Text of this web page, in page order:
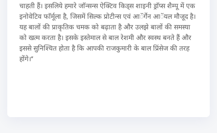
चाहती हैं। इसलिये हमारे जाॅन्सन्स ऐक्टिव किड्स शाइनी ड्राॅप्स शैम्पू में एक
इनोवेटिव फाॅर्मूला है, जिसमें सिल्क प्रोटीन्स एवं आॅर्गेन आॅयल मौजूद है।
यह बालों की प्राकृतिक चमक को बढ़ाता है और उलझे बालों की समस्या
को खत्म करता है। इसके इस्तेमाल से बाल रेशमी और स्वस्थ बनते हैं और
इससे सुनिश्चित होता है कि आपकी राजकुमारी के बाल प्रिंसेज की तरह
होंगे।‘‘